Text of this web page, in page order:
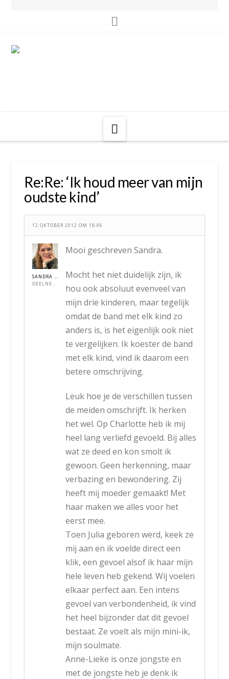
Re:Re: ‘Ik houd meer van mijn
oudste kind’
12 OKTOBER 2012 OM 18:06
SANDRA VL
DEELNEMER
Mooi geschreven Sandra.
Mocht het niet duidelijk zijn, ik
hou ook absoluut evenveel van
mijn drie kinderen, maar tegelijk
omdat de band met elk kind zo
anders is, is het eigenlijk ook niet
te vergelijken. Ik koester de band
met elk kind, vind ik daarom een
betere omschrijving.
Leuk hoe je de verschillen tussen
de meiden omschrijft. Ik herken
het wel. Op Charlotte heb ik mij
heel lang verliefd gevoeld. Bij alles
wat ze deed en kon smolt ik
gewoon. Geen herkenning, maar
verbazing en bewondering. Zij
heeft mij moeder gemaakt! Met
haar maken we alles voor het
eerst mee.
Toen Julia geboren werd, keek ze
mij aan en ik voelde direct een
klik, een gevoel alsof ik haar mijn
hele leven heb gekend. Wij voelen
elkaar perfect aan. Een intens
gevoel van verbondenheid, ik vind
het heel bijzonder dat dit gevoel
bestaat. Ze voelt als mijn mini-ik,
mijn soulmate.
Anne-Lieke is onze jongste en
met de jongste heb je denk ik